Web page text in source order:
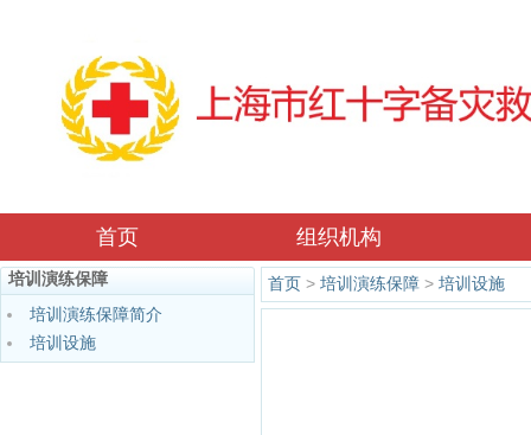
首页 组织机构
培训演练保障
培训演练保障简介
培训设施
首页 > 培训演练保障 > 培训设施